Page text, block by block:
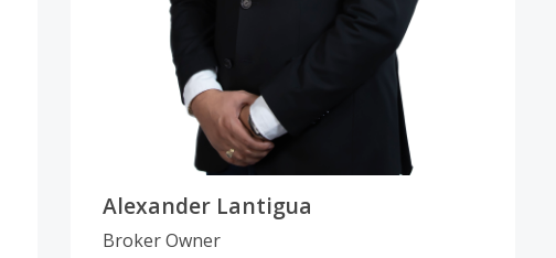
Alexander Lantigua
Broker Owner